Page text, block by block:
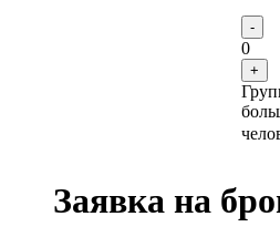
-
0
+
Заявка на